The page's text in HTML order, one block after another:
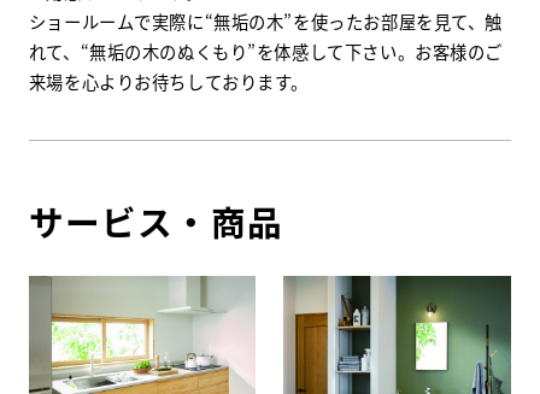
ショールームで実際に“無垢の木”を使ったお部屋を見て、触
れて、“無垢の木のぬくもり”を体感して下さい。お客様のご
来場を心よりお待ちしております。
サービス・商品